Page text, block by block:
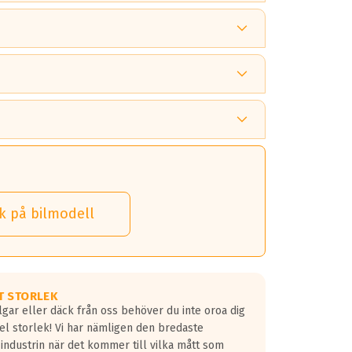
på.
däck.
på bilmodell
STORLEK
eller däck från oss behöver du inte oroa dig
storlek! Vi har nämligen den bredaste
när det kommer till vilka mått som